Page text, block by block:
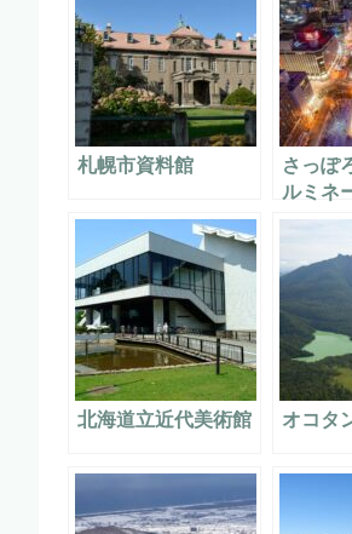
札幌市資料館
さっぽ
ルミネ
北海道立近代美術館 オコタ